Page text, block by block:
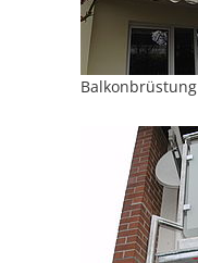
Balkonbrüstung